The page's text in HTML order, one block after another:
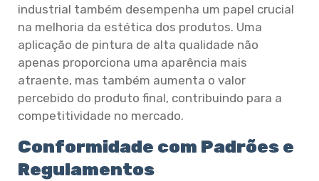
industrial também desempenha um papel crucial
na melhoria da estética dos produtos. Uma
aplicação de pintura de alta qualidade não
apenas proporciona uma aparência mais
atraente, mas também aumenta o valor
percebido do produto final, contribuindo para a
competitividade no mercado.
Conformidade com Padrões e
Regulamentos